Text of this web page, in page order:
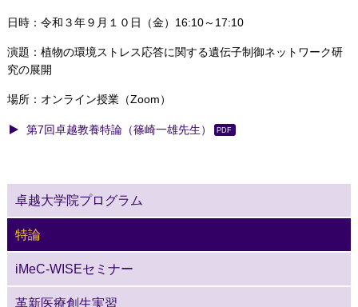
日時：令和３年９月１０日（金）16:10～17:10
演題：植物の環境ストレス応答に関する遺伝子制御ネットワーク研
究の展開
場所：オンライン授業（Zoom）
第7回卓越教養特論（篠崎一雄先生）
卓越大学院プログラム
特論
iMeC-WISEセミナー
革新医療創生実習